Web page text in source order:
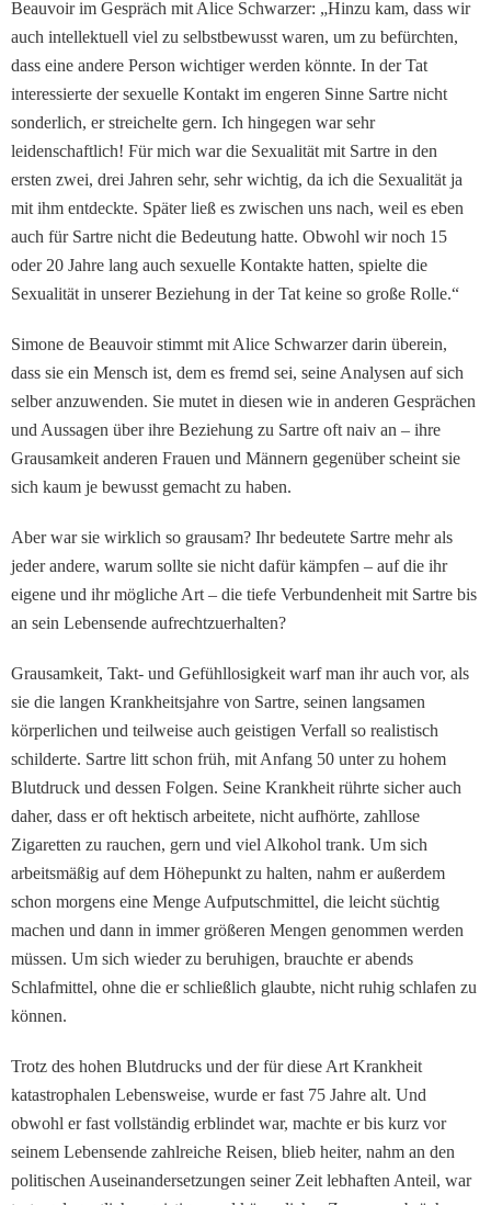
Beauvoir im Gespräch mit Alice Schwarzer: „Hinzu kam, dass wir
auch intellektuell viel zu selbstbewusst waren, um zu befürchten,
dass eine andere Person wichtiger werden könnte. In der Tat
interessierte der sexuelle Kontakt im engeren Sinne Sartre nicht
sonderlich, er streichelte gern. Ich hingegen war sehr
leidenschaftlich! Für mich war die Sexualität mit Sartre in den
ersten zwei, drei Jahren sehr, sehr wichtig, da ich die Sexualität ja
mit ihm entdeckte. Später ließ es zwischen uns nach, weil es eben
auch für Sartre nicht die Bedeutung hatte. Obwohl wir noch 15
oder 20 Jahre lang auch sexuelle Kontakte hatten, spielte die
Sexualität in unserer Beziehung in der Tat keine so große Rolle.“
Simone de Beauvoir stimmt mit Alice Schwarzer darin überein,
dass sie ein Mensch ist, dem es fremd sei, seine Analysen auf sich
selber anzuwenden. Sie mutet in diesen wie in anderen Gesprächen
und Aussagen über ihre Beziehung zu Sartre oft naiv an – ihre
Grausamkeit anderen Frauen und Männern gegenüber scheint sie
sich kaum je bewusst gemacht zu haben.
Aber war sie wirklich so grausam? Ihr bedeutete Sartre mehr als
jeder andere, warum sollte sie nicht dafür kämpfen – auf die ihr
eigene und ihr mögliche Art – die tiefe Verbundenheit mit Sartre bis
an sein Lebensende aufrechtzuerhalten?
Grausamkeit, Takt- und Gefühllosigkeit warf man ihr auch vor, als
sie die langen Krankheitsjahre von Sartre, seinen langsamen
körperlichen und teilweise auch geistigen Verfall so realistisch
schilderte. Sartre litt schon früh, mit Anfang 50 unter zu hohem
Blutdruck und dessen Folgen. Seine Krankheit rührte sicher auch
daher, dass er oft hektisch arbeitete, nicht aufhörte, zahllose
Zigaretten zu rauchen, gern und viel Alkohol trank. Um sich
arbeitsmäßig auf dem Höhepunkt zu halten, nahm er außerdem
schon morgens eine Menge Aufputschmittel, die leicht süchtig
machen und dann in immer größeren Mengen genommen werden
müssen. Um sich wieder zu beruhigen, brauchte er abends
Schlafmittel, ohne die er schließlich glaubte, nicht ruhig schlafen zu
können.
Trotz des hohen Blutdrucks und der für diese Art Krankheit
katastrophalen Lebensweise, wurde er fast 75 Jahre alt. Und
obwohl er fast vollständig erblindet war, machte er bis kurz vor
seinem Lebensende zahlreiche Reisen, blieb heiter, nahm an den
politischen Auseinandersetzungen seiner Zeit lebhaften Anteil, war